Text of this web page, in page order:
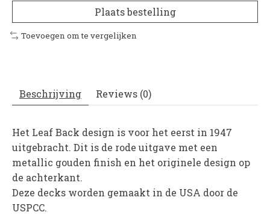
Plaats bestelling
Toevoegen om te vergelijken
Beschrijving Reviews (0)
Het Leaf Back design is voor het eerst in 1947
uitgebracht. Dit is de rode uitgave met een
metallic gouden finish en het originele design op
de achterkant.
Deze decks worden gemaakt in de USA door de
USPCC.